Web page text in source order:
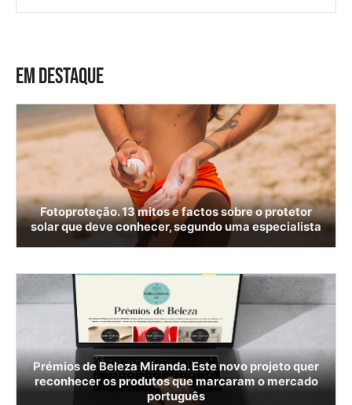
EM DESTAQUE
Fotoproteção. 13 mitos e factos sobre o protetor
solar que deve conhecer, segundo uma especialista
Prémios de Beleza Miranda. Este novo projeto quer
reconhecer os produtos que marcaram o mercado
português